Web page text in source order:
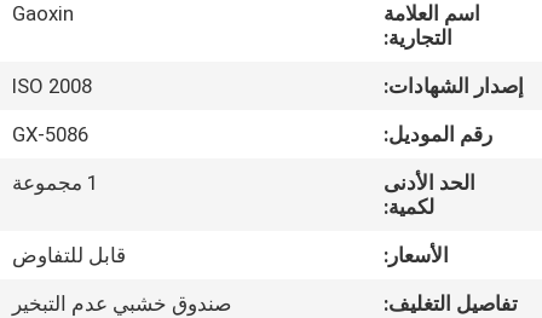
جولة
المعمل
مراقبة
الجودة
اسم العلامة
التجارية:
Gaoxin
إصدار الشهادات:
ISO 2008
رقم الموديل:
GX-5086
الحد الأدنى
لكمية:
1 مجموعة
الأسعار:
قابل للتفاوض
تفاصيل التغليف:
صندوق خشبي عدم التبخير